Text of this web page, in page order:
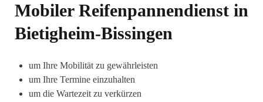
Mobiler Reifenpannendienst in
Bietigheim-Bissingen
um Ihre Mobilität zu gewährleisten
um Ihre Termine einzuhalten
um die Wartezeit zu verkürzen